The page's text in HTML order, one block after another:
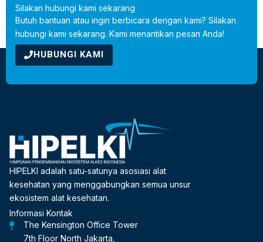
Silakan hubungi kami sekarang
Butuh bantuan atau ingin berbicara dengan kami? Silakan
hubungi kami sekarang. Kami menantikan pesan Anda!
HUBUNGI KAMI
HIPELKI adalah satu-satunya asosiasi alat
kesehatan yang menggabungkan semua unsur
ekosistem alat kesehatan.
Informasi Kontak
The Kensington Office Tower
7th Floor North Jakarta,